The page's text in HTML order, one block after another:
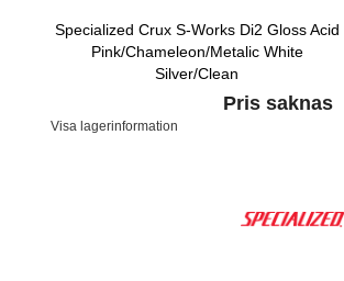
Specialized Crux S-Works Di2 Gloss Acid
Pink/Chameleon/Metalic White
Silver/Clean
Pris saknas
Visa lagerinformation